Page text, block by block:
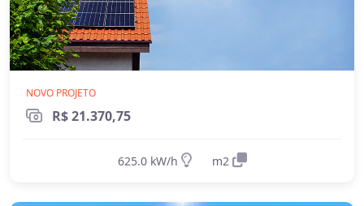
NOVO PROJETO
R$ 21.370,75
625.0 kW/h m2